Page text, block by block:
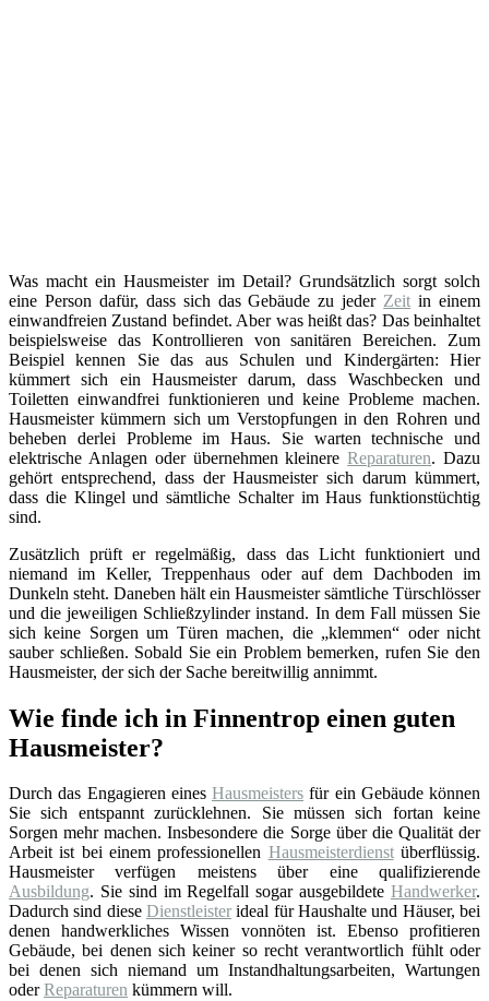
Was macht ein Hausmeister im Detail? Grundsätzlich sorgt solch
eine Person dafür, dass sich das Gebäude zu jeder Zeit in einem
einwandfreien Zustand befindet. Aber was heißt das? Das beinhaltet
beispielsweise das Kontrollieren von sanitären Bereichen. Zum
Beispiel kennen Sie das aus Schulen und Kindergärten: Hier
kümmert sich ein Hausmeister darum, dass Waschbecken und
Toiletten einwandfrei funktionieren und keine Probleme machen.
Hausmeister kümmern sich um Verstopfungen in den Rohren und
beheben derlei Probleme im Haus. Sie warten technische und
elektrische Anlagen oder übernehmen kleinereReparaturen. Dazu
gehört entsprechend, dass der Hausmeister sich darum kümmert,
dass die Klingel und sämtliche Schalter im Haus funktionstüchtig
sind.
Zusätzlich prüft er regelmäßig, dass das Licht funktioniert und
niemand im Keller, Treppenhaus oder auf dem Dachboden im
Dunkeln steht. Daneben hält ein Hausmeister sämtliche Türschlösser
und die jeweiligen Schließzylinder instand. In dem Fall müssen Sie
sich keine Sorgen um Türen machen, die „klemmen“ oder nicht
sauber schließen. Sobald Sie ein Problem bemerken, rufen Sie den
Hausmeister, der sich der Sache bereitwillig annimmt.
Wie finde ich in Finnentrop einen guten
Hausmeister?
Durch das Engagieren eines Hausmeisters für ein Gebäude können
Sie sich entspannt zurücklehnen. Sie müssen sich fortan keine
Sorgen mehr machen. Insbesondere die Sorge über die Qualität der
Arbeit ist bei einem professionellen Hausmeisterdienstüberflüssig.
Hausmeister verfügen meistens über eine qualifizierende
Ausbildung. Sie sind im Regelfall sogar ausgebildete Handwerker.
Dadurch sind diese Dienstleister ideal für Haushalte und Häuser, bei
denen handwerkliches Wissen vonnöten ist. Ebenso profitieren
Gebäude, bei denen sich keiner so recht verantwortlich fühlt oder
bei denen sich niemand um Instandhaltungsarbeiten, Wartungen
oderReparaturen kümmern will.